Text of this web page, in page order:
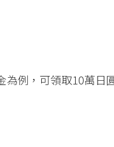
例，可領取10萬日